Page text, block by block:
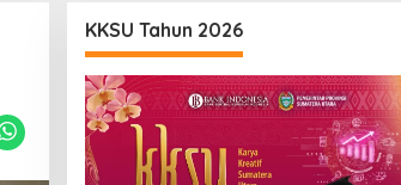
KKSU Tahun 2026